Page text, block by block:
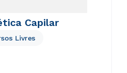
Capilar
Livres